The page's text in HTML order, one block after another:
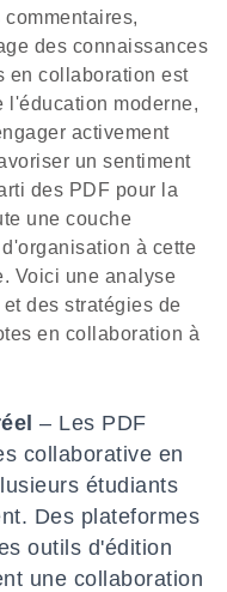
des connaissances
en collaboration est
l'éducation moderne,
activement
un sentiment
des PDF pour la
une couche
à cette
Voici une analyse
des stratégies de
en collaboration à
– Les PDF
collaborative en
étudiants
Des plateformes
outils d'édition
une collaboration